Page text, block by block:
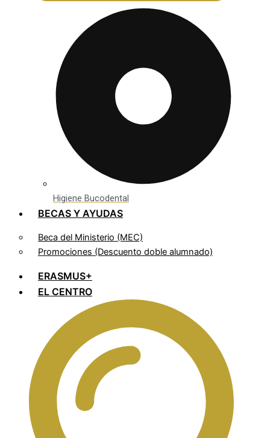
Higiene Bucodental
BECAS Y AYUDAS
Beca del Ministerio (MEC)
Promociones (Descuento doble alumnado)
ERASMUS+
EL CENTRO